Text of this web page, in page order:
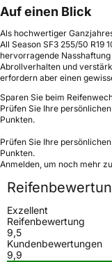
Auf einen Blick
Als hochwertiger
All Season SF3 255/50 R19
hervorragende
Abrollverhalten und
erfordern aber einen
Sparen Sie beim
Prüfen Sie Ihre
Punkten.
Prüfen Sie Ihre
Punkten.
Anmelden, um noch mehr
Exzellent
Reifenbewertung
9,5
Kundenbewertungen
9,9